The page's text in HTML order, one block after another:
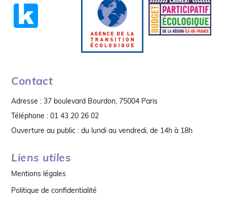
Contact
Adresse : 37 boulevard Bourdon, 75004 Paris
Téléphone : 01 43 20 26 02
Ouverture au public : du lundi au vendredi, de 14h à 18h
Liens utiles
Mentions légales
Politique de confidentialité